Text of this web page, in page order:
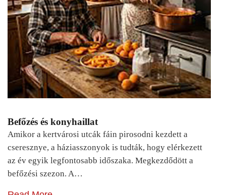
Befőzés és konyhaillat
Amikor a kertvárosi utcák fáin pirosodni kezdett a
cseresznye, a háziasszonyok is tudták, hogy elérkezett
az év egyik legfontosabb időszaka. Megkezdődött a
befőzési szezon. A…